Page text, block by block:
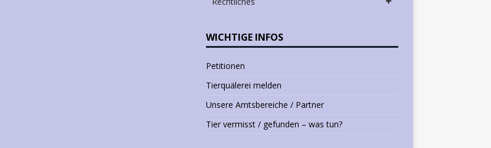
WICHTIGE INFOS
Petitionen
Tierquälerei melden
Unsere Amtsbereiche / Partner
Tier vermisst / gefunden – was tun?